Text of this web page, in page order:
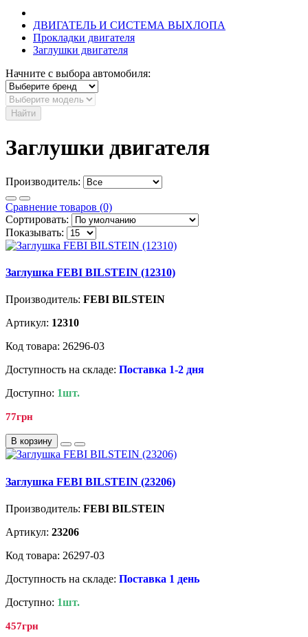
ДВИГАТЕЛЬ И СИСТЕМА ВЫХЛОПА
Прокладки двигателя
Заглушки двигателя
Начните с выбора автомобиля:
Найти
Заглушки двигателя
Производитель:
Сравнение товаров (0)
Сортировать:
Показывать:
Заглушка FEBI BILSTEIN (12310)
Производитель: FEBI BILSTEIN
Артикул: 12310
Код товара: 26296-03
Доступность на складе: Поставка 1-2 дня
Доступно: 1шт.
77грн
В корзину
Заглушка FEBI BILSTEIN (23206)
Производитель: FEBI BILSTEIN
Артикул: 23206
Код товара: 26297-03
Доступность на складе: Поставка 1 день
Доступно: 1шт.
457грн